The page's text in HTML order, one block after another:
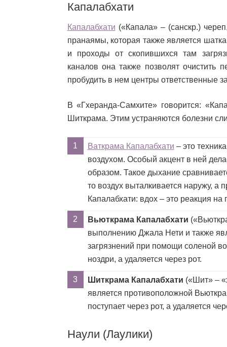
Капалабхати
Капалабхати («Капала» – (санскр.)
пранаямы, которая также является
и проходы от скопившихся там
каналов она также позволят очистить
пробудить в нем центры ответственные
В «Гхеранда-Самхите» говорится:
Шиткрама. Этим устраняются болезни
Ваткрама Капалабхати – это
воздухом. Особый акцент в ней
образом. Такое дыхание
то воздух выталкивается наружу, а
Капалабхати: вдох – это реакция
Вьюткрама Капалабхати
выполнению Джала Нети и также
загрязнений при помощи соленой
ноздри, а удаляется через рот.
Шиткрама Капалабхати («Шит» –
является противоположной
поступает через рот, а удаляется
Наули (Лаулики)